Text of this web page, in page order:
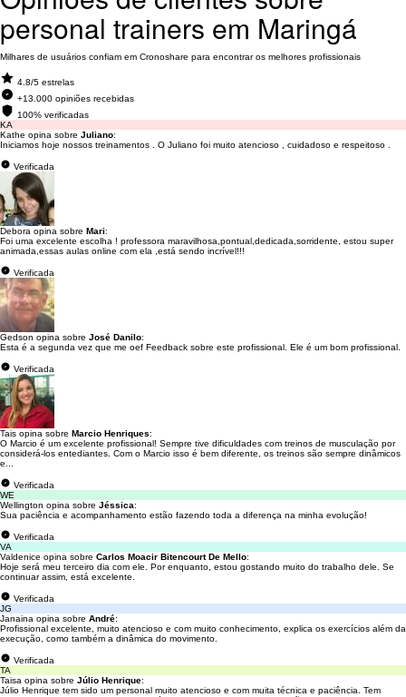
personal trainers em Maringá
Milhares de usuários confiam em Cronoshare para encontrar os melhores profissionais
4.8/5 estrelas
+13.000 opiniões recebidas
100% verificadas
KA
Kathe opina sobre Juliano:
Iniciamos hoje nossos treinamentos . O Juliano foi muito atencioso , cuidadoso e respeitoso .
Verificada
Debora opina sobre Mari:
Foi uma excelente escolha ! professora maravilhosa,pontual,dedicada,sorridente, estou super
animada,essas aulas online com ela ,está sendo incrível!!!
Verificada
Gedson opina sobre José Danilo:
Esta é a segunda vez que me oef Feedback sobre este profissional. Ele é um bom profissional.
Verificada
Tais opina sobre Marcio Henriques:
O Marcio é um excelente profissional! Sempre tive dificuldades com treinos de musculação por
considerá-los entediantes. Com o Marcio isso é bem diferente, os treinos são sempre dinâmicos
e...
Verificada
WE
Wellington opina sobre Jéssica:
Sua paciência e acompanhamento estão fazendo toda a diferença na minha evolução!
Verificada
VA
Valdenice opina sobre Carlos Moacir Bitencourt De Mello:
Hoje será meu terceiro dia com ele. Por enquanto, estou gostando muito do trabalho dele. Se
continuar assim, está excelente.
Verificada
JG
Janaina opina sobre André:
Profissional excelente, muito atencioso e com muito conhecimento, explica os exercícios além da
execução, como também a dinâmica do movimento.
Verificada
TA
Taisa opina sobre Júlio Henrique:
Júlio Henrique tem sido um personal muito atencioso e com muita técnica e paciência. Tem